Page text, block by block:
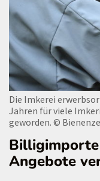
Die Imkerei
Jahren für viele
geworden. ©
Angebote